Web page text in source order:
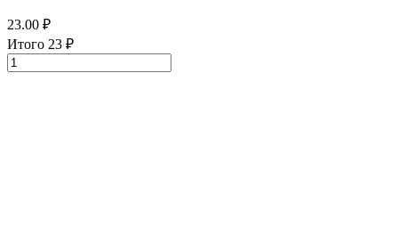
23.00 ₽
Итого 23 ₽